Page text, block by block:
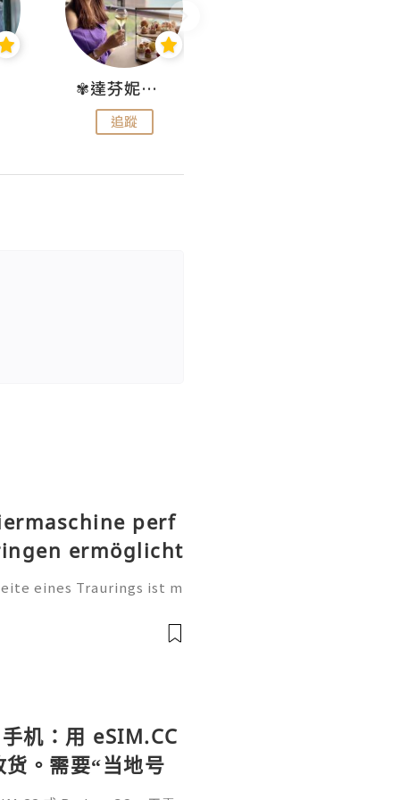
✾達芬妮•愛孩子•愛生活✾
追蹤
perf
ermöglicht
eines Traurings ist m
Namen, einen beso
机：用 eSIM.CC
。需要“当地号
卖、客户联